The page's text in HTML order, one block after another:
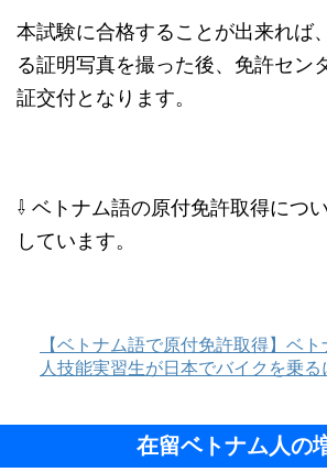
本試験に合格することが出来れば
る証明写真を撮った後、免許セン
証交付となります。
⇩ ベトナム語の原付免許取得につ
しています。
【ベトナム語で原付免許取得】ベ
人技能実習生が日本でバイクを乗る
在留ベトナム人の